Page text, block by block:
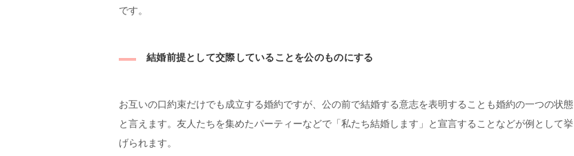
です。
結婚前提として交際していることを公のものにする
お互いの口約束だけでも成立する婚約ですが、公の前で結婚する意志を表明することも婚約の一つの状態
と言えます。友人たちを集めたパーティーなどで「私たち結婚します」と宣言することなどが例として挙
げられます。